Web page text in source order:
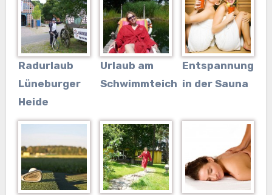
Radurlaub
Lüneburger
Heide
Urlaub am
Schwimmteich
Entspannung
in der Sauna